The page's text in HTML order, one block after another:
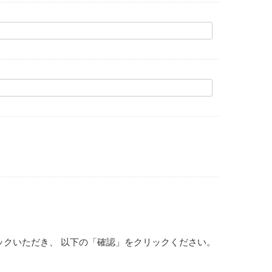
いただき、 以下の「確認」をクリックください。